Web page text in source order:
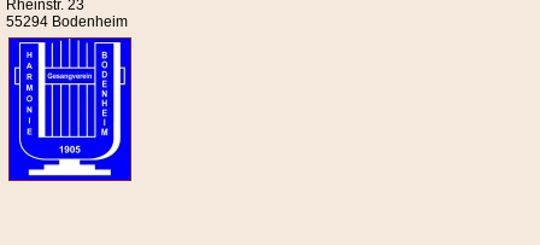
Rheinstr. 23
55294 Bodenheim